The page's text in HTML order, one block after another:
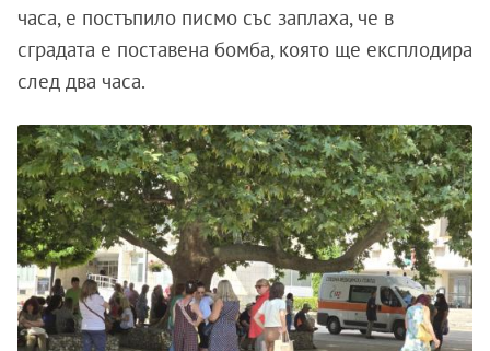
часа, е постъпило писмо със заплаха, че в
сградата е поставена бомба, която ще експлодира
след два часа.